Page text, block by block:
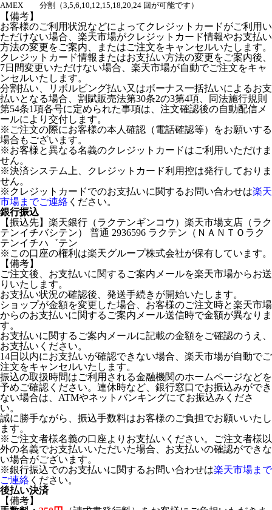
AMEX
分割（3,5,6,10,12,15,18,20,24 回が可能です）
【備考】
お客様のご利用状況などによってクレジットカードがご利用い
ただけない場合、楽天市場がクレジットカード情報やお支払い
方法の変更をご案内、またはご注文をキャンセルいたします。
クレジットカード情報またはお支払い方法の変更をご案内後、
7日間変更いただけない場合、楽天市場が自動でご注文をキャ
ンセルいたします。
分割払い、リボルビング払い又はボーナス一括払いによるお支
払いとなる場合、割賦販売法第30条2の3第4項、同法施行規則
第54条1項各号に定められた事項は、注文確認後の自動配信メ
ールにより交付します。
※ご注文の際にお客様の本人確認（電話確認等）をお願いする
場合もございます。
※お客様と異なる名義のクレジットカードはご利用いただけま
せん。
※決済システム上、クレジットカード利用控は発行しておりま
せん。
※クレジットカードでのお支払いに関するお問い合わせは楽天
市場までご連絡 ください。
銀行振込
【振込先】楽天銀行（ラクテンギンコウ）楽天市場支店（ラク
テンイチバシテン） 普通 2936596 ラクテン（ＮＡＮＴＯラク
テンイチハ゛テン
※この口座の権利は楽天グループ株式会社が保有しています。
【備考】
ご注文後、お支払いに関するご案内メールを楽天市場からお送
りいたします。
お支払い状況の確認後、発送手続きが開始いたします。
ショップが金額を変更した場合、お客様のご注文時と楽天市場
からのお支払いに関するご案内メール送信時で金額が異なりま
す。
お支払いに関するご案内メールに記載の金額をご確認のうえ、
お支払いください。
14日以内にお支払いが確認できない場合、楽天市場が自動でご
注文をキャンセルいたします。
振込の取扱時間はご利用される金融機関のホームページなどを
予めご確認ください。連休時など、銀行窓口でお振込みができ
ない場合は、ATMやネットバンキングにてお振込みくださ
い。
誠に勝手ながら、振込手数料はお客様のご負担でお願いいたし
ます。
※ご注文者様名義の口座よりお支払いください。ご注文者様以
外の名義でお支払いいただいた場合、お支払いの確認ができな
い場合がございます。
※銀行振込でのお支払いに関するお問い合わせは楽天市場まで
ご連絡 ください。
後払い決済
【備考】